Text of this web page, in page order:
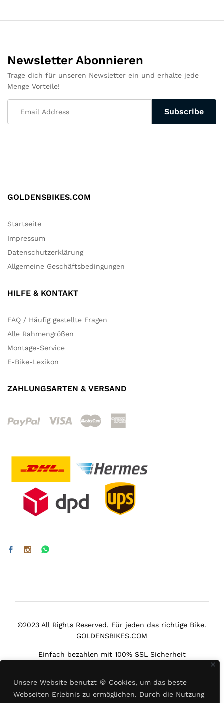
Unsere Website benutzt 🍪 Cookies, um das beste
Webseiten Erlebnis zu ermöglichen. Durch die Nutzung
Newsletter Abonnieren
Trage dich für unseren Newsletter ein und erhalte jede
Menge Vorteile!
GOLDENSBIKES.COM
Startseite
Impressum
Datenschutzerklärung
Allgemeine Geschäftsbedingungen
HILFE & KONTAKT
FAQ / Häufig gestellte Fragen
Alle Rahmengrößen
Montage-Service
E-Bike-Lexikon
ZAHLUNGSARTEN & VERSAND
©2023 All Rights Reserved. Für jeden das richtige Bike.
GOLDENSBIKES.COM
Einfach bezahlen mit 100% SSL Sicherheit